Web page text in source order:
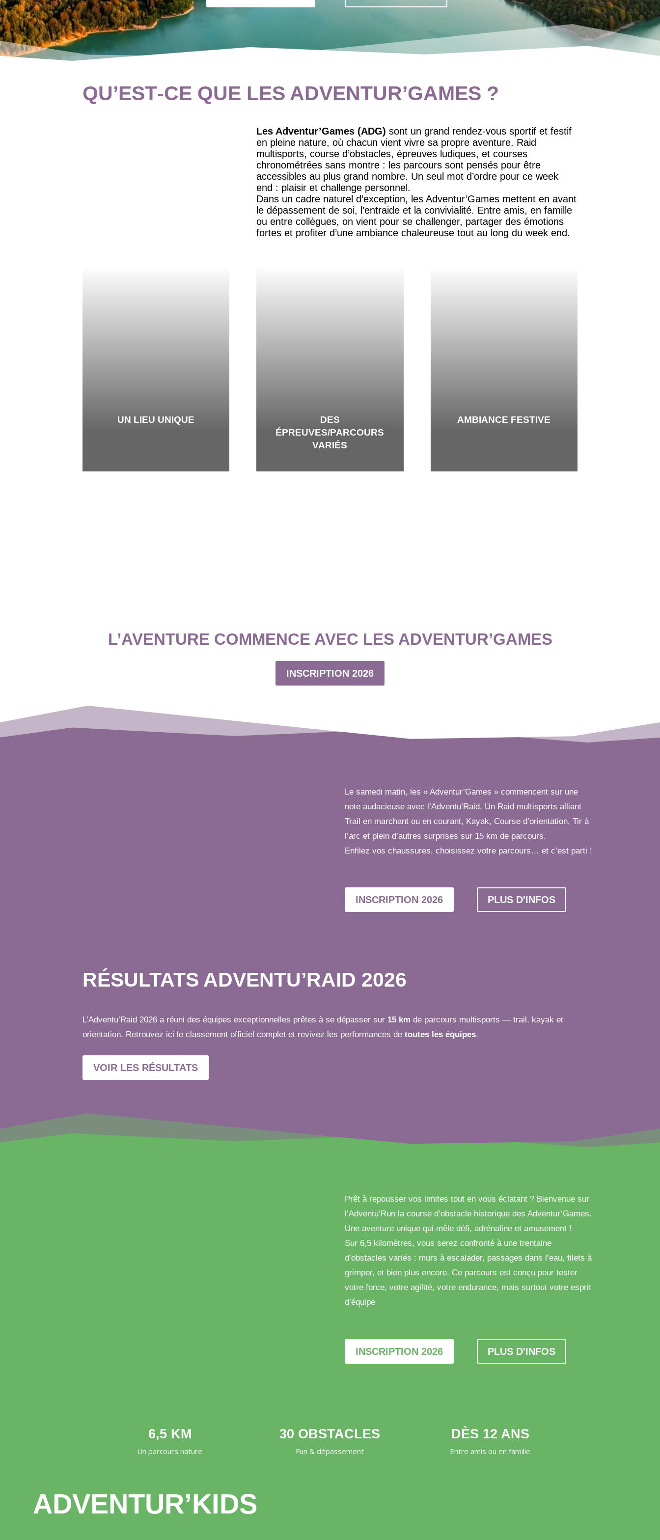
QU’EST‑CE QUE LES ADVENTUR’GAMES ?
Les Adventur’Games (ADG) sont un grand rendez‑vous sportif et festif
en pleine nature, où chacun vient vivre sa propre aventure. Raid
multisports, course d’obstacles, épreuves ludiques, et courses
chronométrées sans montre : les parcours sont pensés pour être
accessibles au plus grand nombre. Un seul mot d’ordre pour ce week
end : plaisir et challenge personnel.
Dans un cadre naturel d’exception, les Adventur’Games mettent en avant
le dépassement de soi, l’entraide et la convivialité. Entre amis, en famille
ou entre collègues, on vient pour se challenger, partager des émotions
fortes et profiter d’une ambiance chaleureuse tout au long du week end.
UN LIEU UNIQUE
DES
ÉPREUVES/PARCOURS
VARIÉS
AMBIANCE FESTIVE
L’AVENTURE COMMENCE AVEC LES ADVENTUR’GAMES
INSCRIPTION 2026
Le samedi matin, les « Adventur’Games » commencent sur une
note audacieuse avec l’Adventu’Raid. Un Raid multisports alliant
Trail en marchant ou en courant, Kayak, Course d’orientation, Tir à
l’arc et plein d’autres surprises sur 15 km de parcours.
Enfilez vos chaussures, choisissez votre parcours… et c’est parti !
INSCRIPTION 2026 PLUS D'INFOS
RÉSULTATS ADVENTU’RAID 2026
L’Adventu’Raid 2026 a réuni des équipes exceptionnelles prêtes à se dépasser sur 15 km de parcours multisports — trail, kayak et
orientation. Retrouvez ici le classement officiel complet et revivez les performances de toutes les équipes.
VOIR LES RÉSULTATS
Prêt à repousser vos limites tout en vous éclatant ? Bienvenue sur
l’Adventu’Run la course d’obstacle historique des Adventur’Games.
Une aventure unique qui mêle défi, adrénaline et amusement !
Sur 6,5 kilomètres, vous serez confronté à une trentaine
d’obstacles variés : murs à escalader, passages dans l’eau, filets à
grimper, et bien plus encore. Ce parcours est conçu pour tester
votre force, votre agilité, votre endurance, mais surtout votre esprit
d’équipe
INSCRIPTION 2026 PLUS D'INFOS
6,5 KM
Un parcours nature
30 OBSTACLES
Fun & dépassement
DÈS 12 ANS
Entre amis ou en famille
ADVENTUR’KIDS